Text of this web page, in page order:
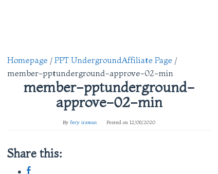
Homepage /PPT UndergroundAffiliate Page /
member-pptunderground-approve-02-min
member-pptunderground-
approve-02-min
By fery irawan Posted on 12/08/2020
Share this: